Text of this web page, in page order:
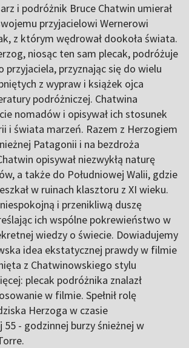
i podróżnik Bruce Chatwin umierał
przyjacielowi Wernerowi
z którym wędrował dookoła świata.
niosąc ten sam plecak, podróżuje
przyjaciela, przyznając się do wielu
z wypraw i książek ojca
podróżniczej. Chatwina
nomadów i opisywał ich stosunek
i świata marzeń. Razem z Herzogiem
Patagonii i na bezdroża
opisywał niezwykłą naturę
a także do Południowej Walii, gdzie
w ruinach klasztoru z XI wieku.
i przenikliwą duszę
ich wspólne pokrewieństwo w
wiedzy o świecie. Dowiadujemy
idea ekstatycznej prawdy w filmie
z Chatwinowskiego stylu
plecak podróżnika znalazł
w filmie. Spełnił rolę
Herzoga w czasie
55 - godzinnej burzy śnieżnej w